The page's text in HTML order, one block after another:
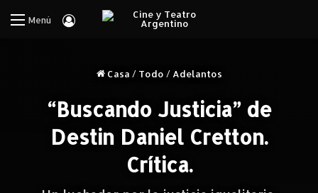
Menú Iniciar Sesión
Casa / Todo / Adelantos
“Buscando Justicia” de
Destin Daniel Cretton.
Crítica.